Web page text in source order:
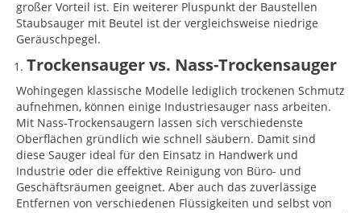
großer Vorteil ist. Ein weiterer Pluspunkt der Baustellen
Staubsauger mit Beutel ist der vergleichsweise niedrige
Geräuschpegel.
Trockensauger vs. Nass-Trockensauger
Wohingegen klassische Modelle lediglich trockenen Schmutz
aufnehmen, können einige Industriesauger nass arbeiten.
Mit Nass-Trockensaugern lassen sich verschiedenste
Oberflächen gründlich wie schnell säubern. Damit sind
diese Sauger ideal für den Einsatz in Handwerk und
Industrie oder die effektive Reinigung von Büro- und
Geschäftsräumen geeignet. Aber auch das zuverlässige
Entfernen von verschiedenen Flüssigkeiten und selbst von